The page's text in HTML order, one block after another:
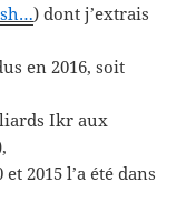
) dont j’extrais
en 2016, soit
Ikr aux
2015 l’a été dans